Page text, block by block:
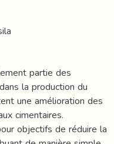
partie des
la production du
une amélioration des
cimentaires.
objectifs de réduire la